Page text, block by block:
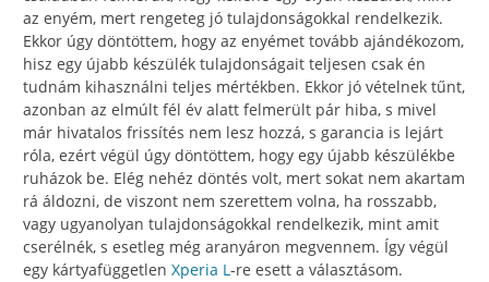
az enyém, mert rengeteg jó tulajdonságokkal rendelkezik.
Ekkor úgy döntöttem, hogy az enyémet tovább ajándékozom,
hisz egy újabb készülék tulajdonságait teljesen csak én
tudnám kihasználni teljes mértékben. Ekkor jó vételnek tűnt,
azonban az elmúlt fél év alatt felmerült pár hiba, s mivel
már hivatalos frissítés nem lesz hozzá, s garancia is lejárt
róla, ezért végül úgy döntöttem, hogy egy újabb készülékbe
ruházok be. Elég nehéz döntés volt, mert sokat nem akartam
rá áldozni, de viszont nem szerettem volna, ha rosszabb,
vagy ugyanolyan tulajdonságokkal rendelkezik, mint amit
cserélnék, s esetleg még aranyáron megvennem. Így végül
egy kártyafüggetlen Xperia L-re esett a választásom.